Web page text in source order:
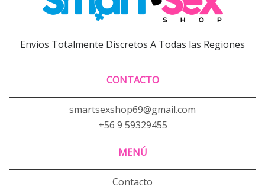
Envios Totalmente Discretos A Todas las Regiones
CONTACTO
smartsexshop69@gmail.com
+56 9 59329455
MENÚ
Contacto